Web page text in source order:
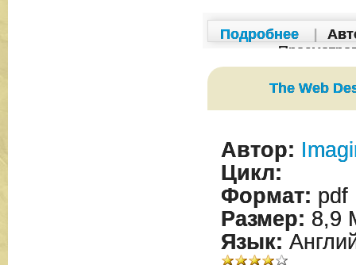
Подробнее
The Web
Автор:
Цикл:
Формат: pdf
Размер: 8,9
Язык: